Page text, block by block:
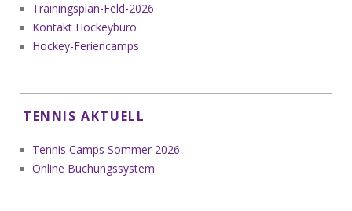
Trainingsplan-Feld-2026
Kontakt Hockeybüro
Hockey-Feriencamps
TENNIS AKTUELL
Tennis Camps Sommer 2026
Online Buchungssystem